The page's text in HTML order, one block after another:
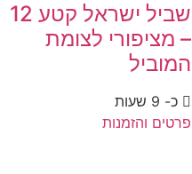
שביל ישראל קטע 12
– מציפורי לצומת
המוביל
כ- 9 שעות
פרטים והזמנות